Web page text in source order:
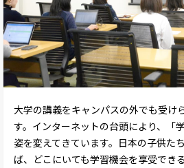
大学の講義をキャンパスの外でも受け
す。インターネットの台頭により、「
姿を変えてきています。日本の子供た
ば、どこにいても学習機会を享受でき